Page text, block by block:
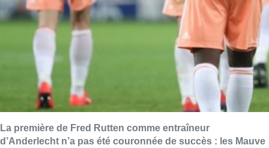
La première de Fred Rutten comme entraîneur
d’Anderlecht n’a pas été couronnée de succès : les Mauve